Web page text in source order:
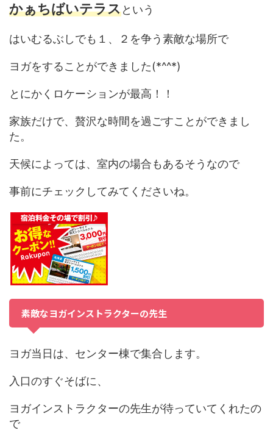
かぁちばいテラスという
はいむるぶしでも１、２を争う素敵な場所で
ヨガをすることができました(*^^*)
とにかくロケーションが最高！！
家族だけで、贅沢な時間を過ごすことができまし
た。
天候によっては、室内の場合もあるそうなので
事前にチェックしてみてくださいね。
素敵なヨガインストラクターの先生
ヨガ当日は、センター棟で集合します。
入口のすぐそばに、
ヨガインストラクターの先生が待っていてくれたの
で